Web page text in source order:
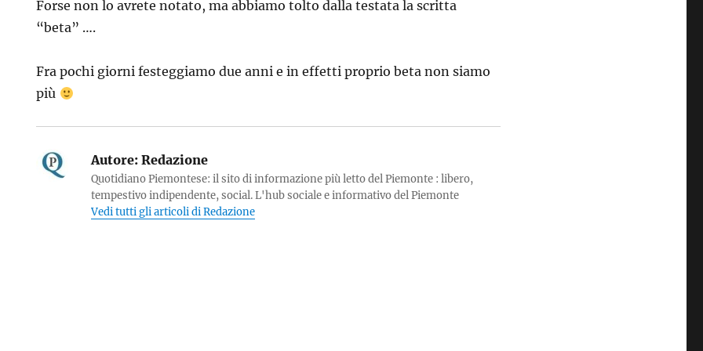
Forse non lo avrete notato, ma abbiamo tolto dalla testata la scritta
“beta” ….
Fra pochi giorni festeggiamo due anni e in effetti proprio beta non siamo
più
Autore: Redazione
Quotidiano Piemontese: il sito di informazione più letto del Piemonte : libero,
tempestivo indipendente, social. L'hub sociale e informativo del Piemonte
Vedi tutti gli articoli di Redazione